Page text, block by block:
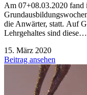
Am 07+08.03.2020 fand
die Anwärter, statt. Auf
Lehrgehaltes sind diese…
15. März 2020
Beitrag ansehen